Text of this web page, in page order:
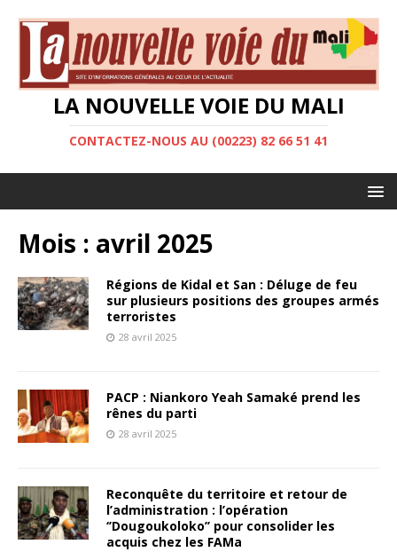
LA NOUVELLE VOIE DU MALI
CONTACTEZ-NOUS AU (00223) 82 66 51 41
Mois : avril 2025
Régions de Kidal et San : Déluge de feu
sur plusieurs positions des groupes armés
terroristes
28 avril 2025
PACP : Niankoro Yeah Samaké prend les
rênes du parti
28 avril 2025
Reconquête du territoire et retour de
l’administration : l’opération
‘’Dougoukoloko’’ pour consolider les
acquis chez les FAMa